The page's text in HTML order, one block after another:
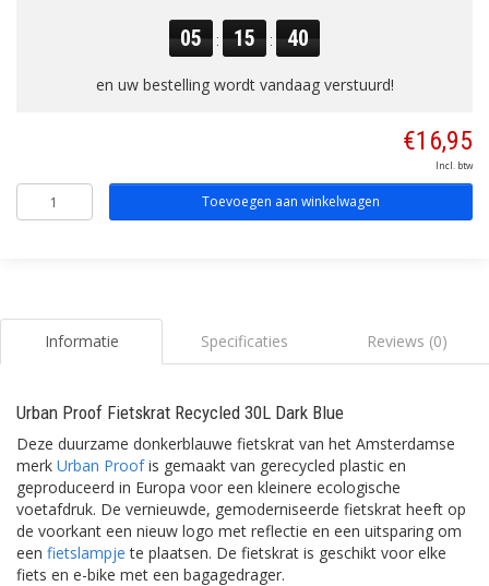
05 : 15 : 39
en uw bestelling wordt vandaag verstuurd!
€16,95
Incl. btw
Toevoegen aan winkelwagen
Informatie Specificaties Reviews (0)
Urban Proof Fietskrat Recycled 30L Dark Blue
Deze duurzame donkerblauwe fietskrat van het Amsterdamse
merk Urban Proofis gemaakt van gerecycled plastic en
geproduceerd in Europa voor een kleinere ecologische
voetafdruk. De vernieuwde, gemoderniseerde fietskrat heeft op
de voorkant een nieuw logo met reflectie en een uitsparing om
een fietslampje te plaatsen. De fietskrat is geschikt voor elke
fiets en e-bike met een bagagedrager.